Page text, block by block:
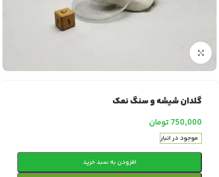
بزرگنمایی تصویر
گلدان شیشه و سنگ نمک
750,000تومان
موجود در انبار
افزودن به سبد خرید